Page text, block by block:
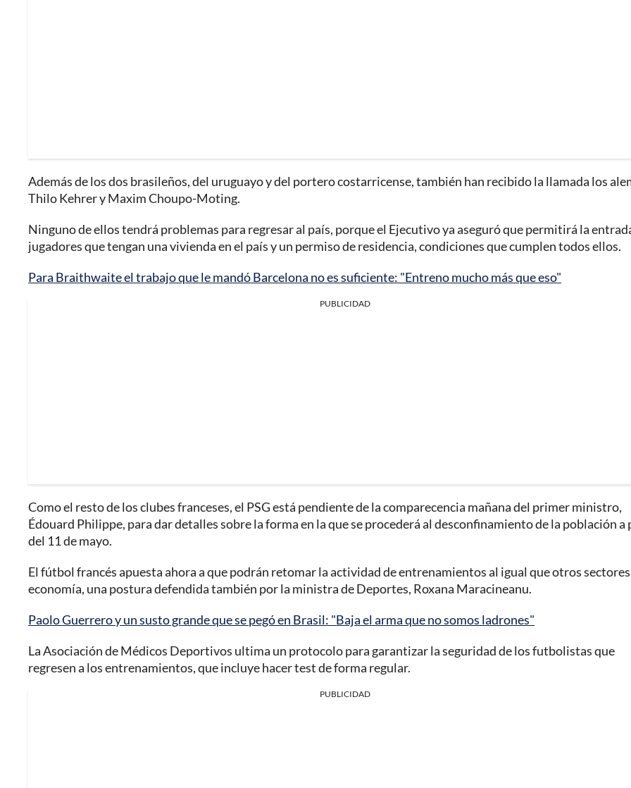
Además de los dos brasileños, del uruguayo y del portero costarricense, también han recibido la llamada los
Thilo Kehrer y Maxim Choupo-Moting.
Ninguno de ellos tendrá problemas para regresar al país, porque el Ejecutivo ya aseguró que permitirá la
jugadores que tengan una vivienda en el país y un permiso de residencia, condiciones que cumplen todos ellos.
Para Braithwaite el trabajo que le mandó Barcelona no es suficiente: "Entreno mucho más que eso"
PUBLICIDAD
Como el resto de los clubes franceses, el PSG está pendiente de la comparecencia mañana del primer ministro,
Édouard Philippe, para dar detalles sobre la forma en la que se procederá al desconfinamiento de la población
del 11 de mayo.
El fútbol francés apuesta ahora a que podrán retomar la actividad de entrenamientos al igual que otros sectores
economía, una postura defendida también por la ministra de Deportes, Roxana Maracineanu.
Paolo Guerrero y un susto grande que se pegó en Brasil: "Baja el arma que no somos ladrones"
La Asociación de Médicos Deportivos ultima un protocolo para garantizar la seguridad de los futbolistas que
regresen a los entrenamientos, que incluye hacer test de forma regular.
PUBLICIDAD